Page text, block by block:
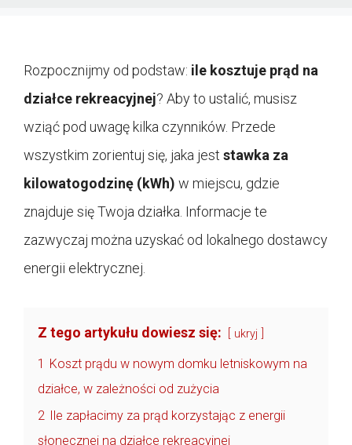
Rozpocznijmy od podstaw: ile kosztuje prąd na
działce rekreacyjnej? Aby to ustalić, musisz
wziąć pod uwagę kilka czynników. Przede
wszystkim zorientuj się, jaka jest stawka za
kilowatogodzinę (kWh) w miejscu, gdzie
znajduje się Twoja działka. Informacje te
zazwyczaj można uzyskać od lokalnego dostawcy
energii elektrycznej.
Z tego artykułu dowiesz się: ukryj
1 Koszt prądu w nowym domku letniskowym na
działce, w zależności od zużycia
2 Ile zapłacimy za prąd korzystając z energii
słonecznej na działce rekreacyjnej